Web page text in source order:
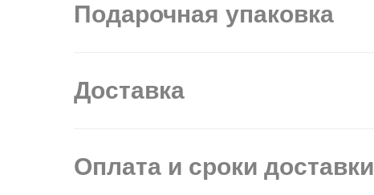
Подарочная упаковка
Доставка
Оплата и сроки доставки